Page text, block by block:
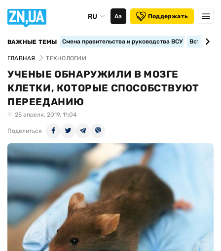
RU Аа Поддержать
ВАЖНЫЕ ТЕМЫ Смена правительства и руководства ВСУ
ГЛАВНАЯ ТЕХНОЛОГИИ
УЧЕНЫЕ ОБНАРУЖИЛИ В МОЗГЕ
КЛЕТКИ, КОТОРЫЕ СПОСОБСТВУЮТ
ПЕРЕЕДАНИЮ
25 апреля, 2019, 11:04
Поделиться